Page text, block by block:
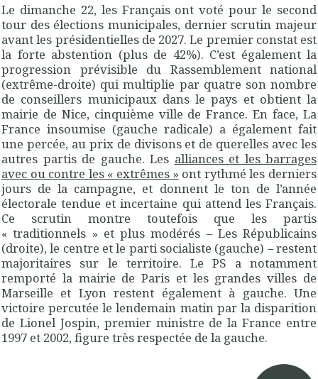
Le dimanche 22, les Français ont voté pour le second
tour des élections municipales, dernier scrutin majeur
avant les présidentielles de 2027. Le premier constat est
la forte abstention (plus de 42%). C’est également la
progression prévisible du Rassemblement national
(extrême-droite) qui multiplie par quatre son nombre
de conseillers municipaux dans le pays et obtient la
mairie de Nice, cinquième ville de France. En face, La
France insoumise (gauche radicale) a également fait
une percée, au prix de divisons et de querelles avec les
autres partis de gauche. Les alliances et les barrages
avec ou contre les « extrêmes » ont rythmé les derniers
jours de la campagne, et donnent le ton de l’année
électorale tendue et incertaine qui attend les Français.
Ce scrutin montre toutefois que les partis
« traditionnels » et plus modérés – Les Républicains
(droite), le centre et le parti socialiste (gauche) – restent
majoritaires sur le territoire. Le PS a notamment
remporté la mairie de Paris et les grandes villes de
Marseille et Lyon restent également à gauche. Une
victoire percutée le lendemain matin par la disparition
de Lionel Jospin, premier ministre de la France entre
1997 et 2002, figure très respectée de la gauche.